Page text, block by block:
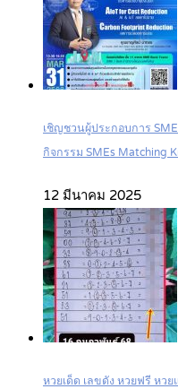
เชิญชวนผู้ประกอบการ
กิจกรรม SMEs Matching
12 มีนาคม 2025
หวยเด็ด เลขดัง หวยฟรี หว